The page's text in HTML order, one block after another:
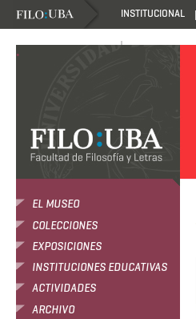
INSTITUCIONAL
DANZANTES DE LA LUZ
.
EL MUSEO
COLECCIONES
EXPOSICIONES
INSTITUCIONES EDUCATIVAS
ACTIVIDADES
ARCHIVO